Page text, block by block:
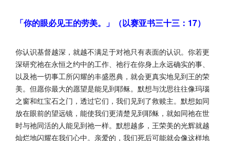
「你的眼必见王的劳美。」（以赛亚书三十三：17）
你认识基督越深，就越不满足于对祂只有表面的认识。你若更
深研究祂在永恒之约中的工作、祂行在你身上永远确实的事、
以及祂一切事工所闪耀的丰盛恩典，就会更真实地见到王的荣
美。但愿你最大的愿望是能见到耶稣。默想与沈思往往像玛瑙
之窗和红宝石之门，透过它们，我们见到了救赎主。默想如同
放在眼前的望远镜，能使我们更清楚见到耶稣，就如同祂在世
时与祂同活的人能见到祂一样。默想越多，王荣美的光辉就越
灿烂地闪耀在我们心中。亲爱的，我们死后可能就会像这样地